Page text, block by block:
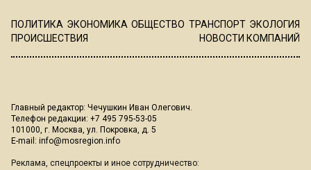
ПОЛИТИКА ЭКОНОМИКА ОБЩЕСТВО ТРАНСПОРТ ЭКОЛОГИЯ
ПРОИСШЕСТВИЯ
НОВОСТИ КОМПАНИЙ
Главный редактор: Чечушкин Иван Олегович.
Телефон редакции: +7 495 795-53-05
101000, г. Москва, ул. Покровка, д. 5
E-mail: info@mosregion.info
Реклама, спецпроекты и иное сотрудничество: